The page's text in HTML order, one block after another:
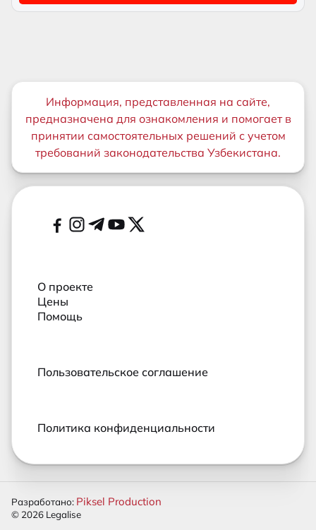
Важная информация
Информация, представленная на сайте,
предназначена для ознакомления и помогает в
принятии самостоятельных решений с учетом
требований законодательства Узбекистана.
Дополнительные ссылки
Социальные сети
О проекте
Цены
Помощь
Пользовательское соглашение
Политика конфиденциальности
Разработано: Piksel Production
© 2026 Legalise